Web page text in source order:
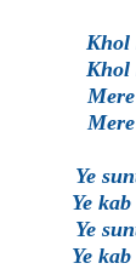
Khol
Khol
Ye
Ye
Ye
Ye